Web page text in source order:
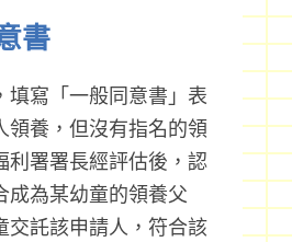
書
填寫「一般同意書」表
領養，但沒有指名的領
利署署長經評估後，認
成為某幼童的領養父
交託該申請人，符合該